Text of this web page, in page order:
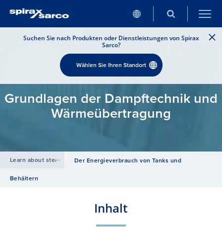
Suchen Sie nach Produkten oder Dienstleistungen von Spirax
Sarco?
Wählen Sie Ihren Standort
Grundlagen der Dampftechnik und
Wärmeübertragung
Learn about steam
Der Energieverbrauch von Tanks und
Behältern
Inhalt